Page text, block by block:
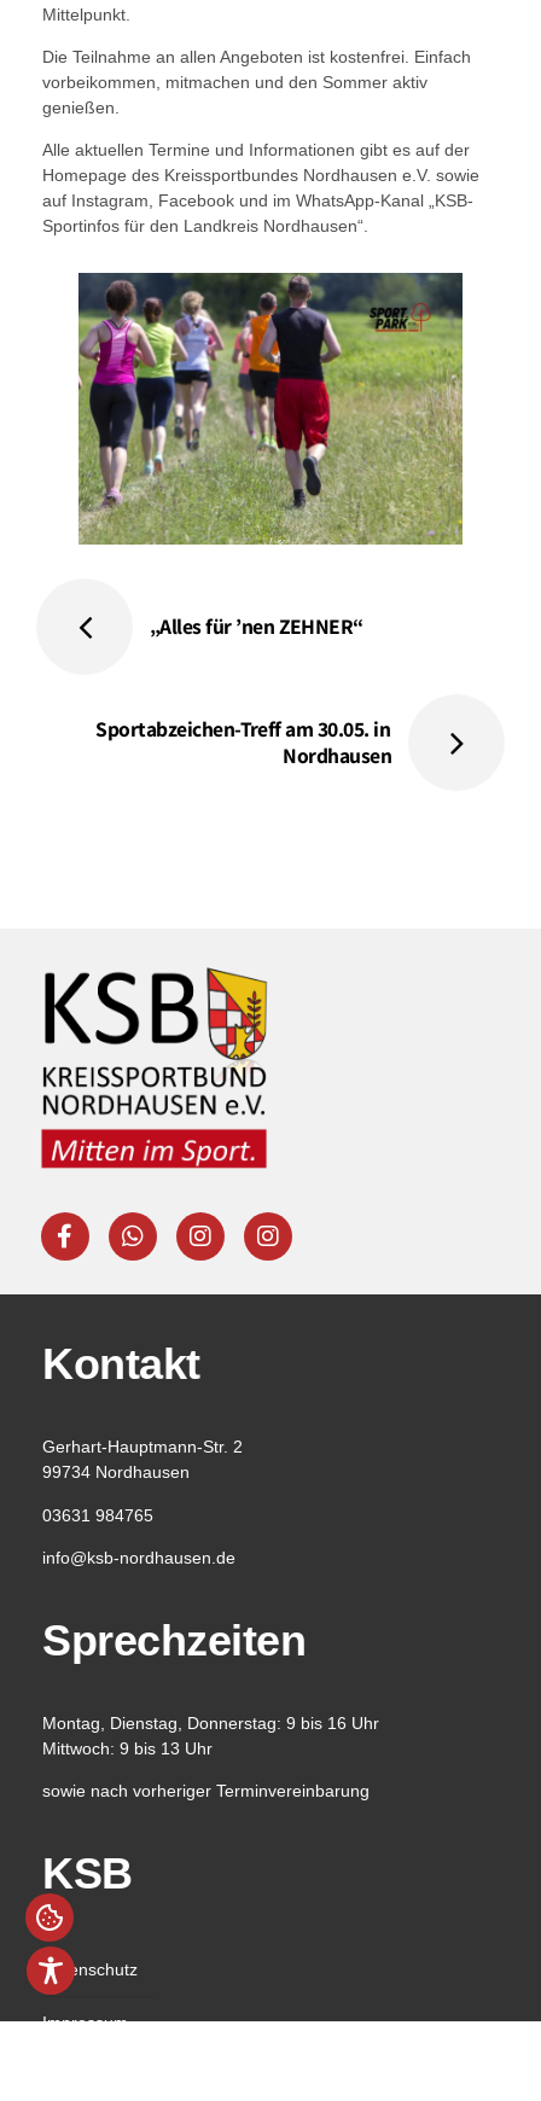
Mittelpunkt.
Die Teilnahme an allen Angeboten ist kostenfrei. Einfach
vorbeikommen, mitmachen und den Sommer aktiv
genießen.
Alle aktuellen Termine und Informationen gibt es auf der
Homepage des Kreissportbundes Nordhausen e.V. sowie
auf Instagram, Facebook und im WhatsApp-Kanal „KSB-
Sportinfos für den Landkreis Nordhausen“.
„Alles für ’nen ZEHNER“
Sportabzeichen-Treff am 30.05. in
Nordhausen
Kontakt
Gerhart-Hauptmann-Str. 2
99734 Nordhausen
03631 984765
info@ksb-nordhausen.de
Sprechzeiten
Montag, Dienstag, Donnerstag: 9 bis 16 Uhr
Mittwoch: 9 bis 13 Uhr
sowie nach vorheriger Terminvereinbarung
KSB
Datenschutz
Impressum